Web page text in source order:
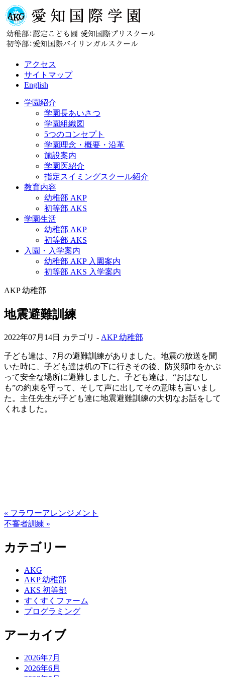
アクセス
サイトマップ
English
学園紹介
学園長あいさつ
学園組織図
5つのコンセプト
学園理念・概要・沿革
施設案内
学園医紹介
指定スイミングスクール紹介
教育内容
幼稚部 AKP
初等部 AKS
学園生活
幼稚部 AKP
初等部 AKS
入園・入学案内
幼稚部 AKP 入園案内
初等部 AKS 入学案内
AKP 幼稚部
地震避難訓練
2022年07月14日 カテゴリ - AKP 幼稚部
子ども達は、7月の避難訓練がありました。地震の放送を聞
いた時に、子ども達は机の下に行きその後、防災頭巾をかぶ
って安全な場所に避難しました。子ども達は、“おはなし
も”の約束を守って、そして声に出してその意味も言いまし
た。主任先生が子ども達に地震避難訓練の大切なお話をして
くれました。
« フラワーアレンジメント
不審者訓練 »
カテゴリー
AKG
AKP 幼稚部
AKS 初等部
すくすくファーム
プログラミング
アーカイブ
2026年7月
2026年6月